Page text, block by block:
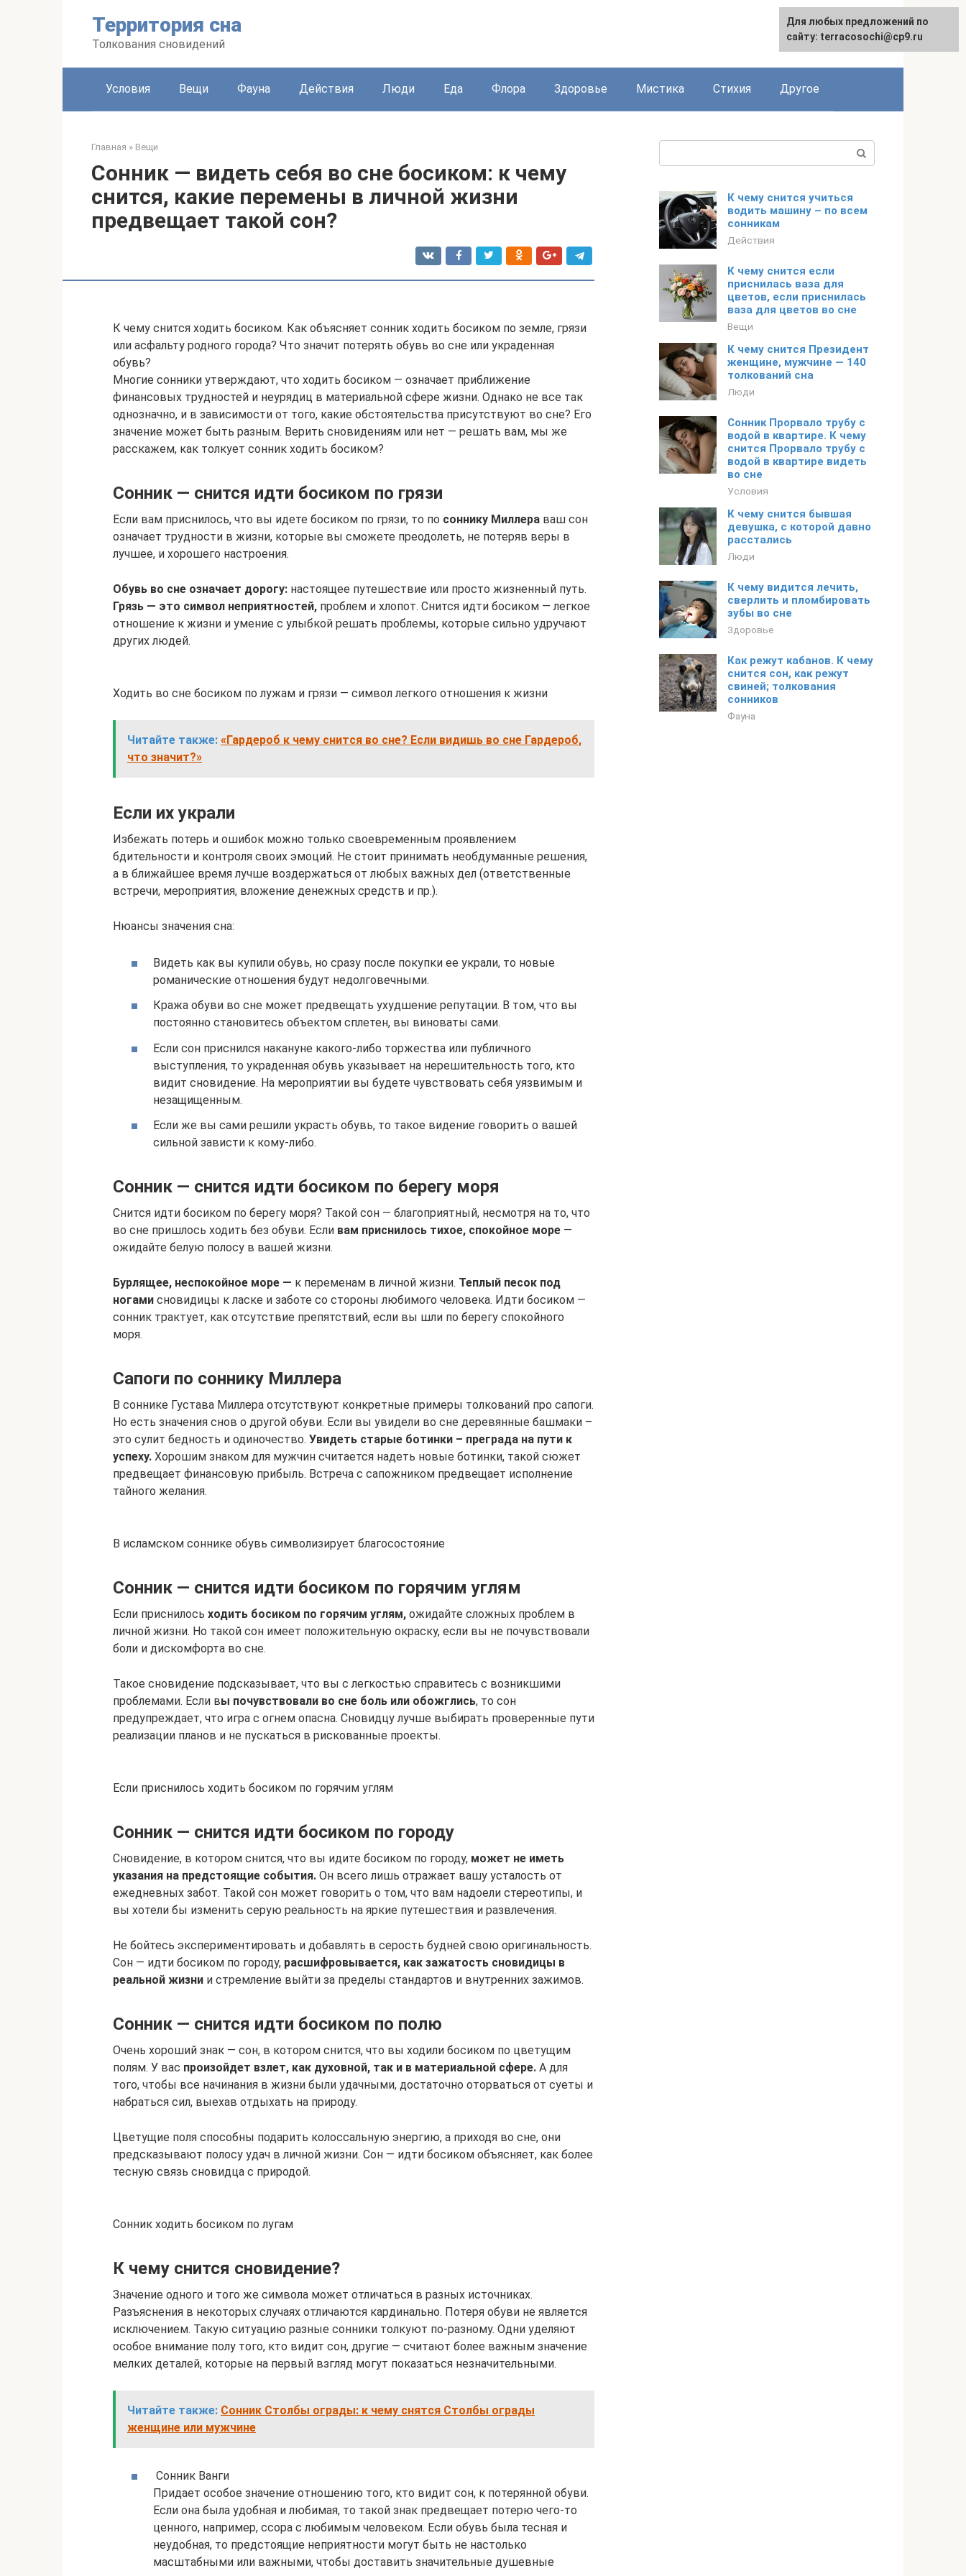
Территория сна
Толкования сновидений
Условия Вещи Фауна Действия Люди Еда Флора Здоровье Мистика Стихия Другое
Главная » Вещи
Сонник — видеть себя во сне босиком: к чему
снится, какие перемены в личной жизни
предвещает такой сон?
К чему снится ходить босиком. Как объясняет сонник ходить босиком по земле, грязи
или асфальту родного города? Что значит потерять обувь во сне или украденная
обувь?
Многие сонники утверждают, что ходить босиком — означает приближение
финансовых трудностей и неурядиц в материальной сфере жизни. Однако не все так
однозначно, и в зависимости от того, какие обстоятельства присутствуют во сне? Его
значение может быть разным. Верить сновидениям или нет — решать вам, мы же
расскажем, как толкует сонник ходить босиком?
Сонник — снится идти босиком по грязи
Если вам приснилось, что вы идете босиком по грязи, то по соннику Миллера ваш сон
означает трудности в жизни, которые вы сможете преодолеть, не потеряв веры в
лучшее, и хорошего настроения.
Обувь во сне означает дорогу: настоящее путешествие или просто жизненный путь.
Грязь — это символ неприятностей, проблем и хлопот. Снится идти босиком — легкое
отношение к жизни и умение с улыбкой решать проблемы, которые сильно удручают
других людей.
Ходить во сне босиком по лужам и грязи — символ легкого отношения к жизни
Читайте также: «Гардероб к чему снится во сне? Если видишь во сне Гардероб,
что значит?»
Если их украли
Избежать потерь и ошибок можно только своевременным проявлением
бдительности и контроля своих эмоций. Не стоит принимать необдуманные решения,
а в ближайшее время лучше воздержаться от любых важных дел (ответственные
встречи, мероприятия, вложение денежных средств и пр.).
Нюансы значения сна:
Видеть как вы купили обувь, но сразу после покупки ее украли, то новые
романические отношения будут недолговечными.
Кража обуви во сне может предвещать ухудшение репутации. В том, что вы
постоянно становитесь объектом сплетен, вы виноваты сами.
Если сон приснился накануне какого-либо торжества или публичного
выступления, то украденная обувь указывает на нерешительность того, кто
видит сновидение. На мероприятии вы будете чувствовать себя уязвимым и
незащищенным.
Если же вы сами решили украсть обувь, то такое видение говорить о вашей
сильной зависти к кому-либо.
Сонник — снится идти босиком по берегу моря
Снится идти босиком по берегу моря? Такой сон — благоприятный, несмотря на то, что
во сне пришлось ходить без обуви. Если вам приснилось тихое, спокойное море —
ожидайте белую полосу в вашей жизни.
Бурлящее, неспокойное море — к переменам в личной жизни. Теплый песок под
ногами сновидицы к ласке и заботе со стороны любимого человека. Идти босиком —
сонник трактует, как отсутствие препятствий, если вы шли по берегу спокойного
моря.
Сапоги по соннику Миллера
В соннике Густава Миллера отсутствуют конкретные примеры толкований про сапоги.
Но есть значения снов о другой обуви. Если вы увидели во сне деревянные башмаки –
это сулит бедность и одиночество. Увидеть старые ботинки – преграда на пути к
успеху. Хорошим знаком для мужчин считается надеть новые ботинки, такой сюжет
предвещает финансовую прибыль. Встреча с сапожником предвещает исполнение
тайного желания.
В исламском соннике обувь символизирует благосостояние
Сонник — снится идти босиком по горячим углям
Если приснилось ходить босиком по горячим углям, ожидайте сложных проблем в
личной жизни. Но такой сон имеет положительную окраску, если вы не почувствовали
боли и дискомфорта во сне.
Такое сновидение подсказывает, что вы с легкостью справитесь с возникшими
проблемами. Если вы почувствовали во сне боль или обожглись, то сон
предупреждает, что игра с огнем опасна. Сновидцу лучше выбирать проверенные пути
реализации планов и не пускаться в рискованные проекты.
Если приснилось ходить босиком по горячим углям
Сонник — снится идти босиком по городу
Сновидение, в котором снится, что вы идите босиком по городу, может не иметь
указания на предстоящие события. Он всего лишь отражает вашу усталость от
ежедневных забот. Такой сон может говорить о том, что вам надоели стереотипы, и
вы хотели бы изменить серую реальность на яркие путешествия и развлечения.
Не бойтесь экспериментировать и добавлять в серость будней свою оригинальность.
Сон — идти босиком по городу, расшифровывается, как зажатость сновидицы в
реальной жизни и стремление выйти за пределы стандартов и внутренних зажимов.
Сонник — снится идти босиком по полю
Очень хороший знак — сон, в котором снится, что вы ходили босиком по цветущим
полям. У вас произойдет взлет, как духовной, так и в материальной сфере. А для
того, чтобы все начинания в жизни были удачными, достаточно оторваться от суеты и
набраться сил, выехав отдыхать на природу.
Цветущие поля способны подарить колоссальную энергию, а приходя во сне, они
предсказывают полосу удач в личной жизни. Сон — идти босиком объясняет, как более
тесную связь сновидца с природой.
Сонник ходить босиком по лугам
К чему снится сновидение?
Значение одного и того же символа может отличаться в разных источниках.
Разъяснения в некоторых случаях отличаются кардинально. Потеря обуви не является
исключением. Такую ситуацию разные сонники толкуют по-разному. Одни уделяют
особое внимание полу того, кто видит сон, другие — считают более важным значение
мелких деталей, которые на первый взгляд могут показаться незначительными.
Читайте также: Сонник Столбы ограды: к чему снятся Столбы ограды
женщине или мужчине
Сонник Ванги
Придает особое значение отношению того, кто видит сон, к потерянной обуви.
Если она была удобная и любимая, то такой знак предвещает потерю чего-то
ценного, например, ссора с любимым человеком. Если обувь была тесная и
неудобная, то предстоящие неприятности могут быть не настолько
масштабными или важными, чтобы доставить значительные душевные
К чему снится учиться
водить машину – по всем
сонникам
Действия
К чему снится если
приснилась ваза для
цветов, если приснилась
ваза для цветов во сне
Вещи
К чему снится Президент
женщине, мужчине — 140
толкований сна
Люди
Сонник Прорвало трубу с
водой в квартире. К чему
снится Прорвало трубу с
водой в квартире видеть
во сне
Условия
К чему снится бывшая
девушка, с которой давно
расстались
Люди
К чему видится лечить,
сверлить и пломбировать
зубы во сне
Здоровье
Как режут кабанов. К чему
снится сон, как режут
свиней; толкования
сонников
Фауна
Для любых предложений по
сайту: terracosochi@cp9.ru